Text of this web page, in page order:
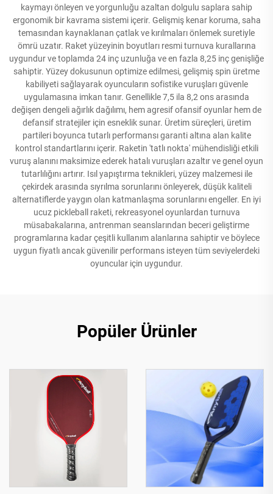
kaymayı önleyen ve yorgunluğu azaltan dolgulu saplara sahip
ergonomik bir kavrama sistemi içerir. Gelişmiş kenar koruma, saha
temasından kaynaklanan çatlak ve kırılmaları önlemek suretiyle
ömrü uzatır. Raket yüzeyinin boyutları resmi turnuva kurallarına
uygundur ve toplamda 24 inç uzunluğa ve en fazla 8,25 inç genişliğe
sahiptir. Yüzey dokusunun optimize edilmesi, gelişmiş spin üretme
kabiliyeti sağlayarak oyuncuların sofistike vuruşları güvenle
uygulamasına imkan tanır. Genellikle 7,5 ila 8,2 ons arasında
değişen dengeli ağırlık dağılımı, hem agresif ofansif oyunlar hem de
defansif stratejiler için esneklik sunar. Üretim süreçleri, üretim
partileri boyunca tutarlı performansı garanti altına alan kalite
kontrol standartlarını içerir. Raketin 'tatlı nokta' mühendisliği etkili
vuruş alanını maksimize ederek hatalı vuruşları azaltır ve genel oyun
tutarlılığını artırır. Isıl yapıştırma teknikleri, yüzey malzemesi ile
çekirdek arasında sıyrılma sorunlarını önleyerek, düşük kaliteli
alternatiflerde yaygın olan katmanlaşma sorunlarını engeller. En iyi
ucuz pickleball raketi, rekreasyonel oyunlardan turnuva
müsabakalarına, antrenman seanslarından beceri geliştirme
programlarına kadar çeşitli kullanım alanlarına sahiptir ve böylece
uygun fiyatlı ancak güvenilir performans isteyen tüm seviyelerdeki
oyuncular için uygundur.
Popüler Ürünler